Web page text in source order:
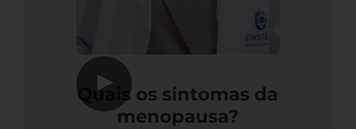
▶
Quais os sintomas da
menopausa?